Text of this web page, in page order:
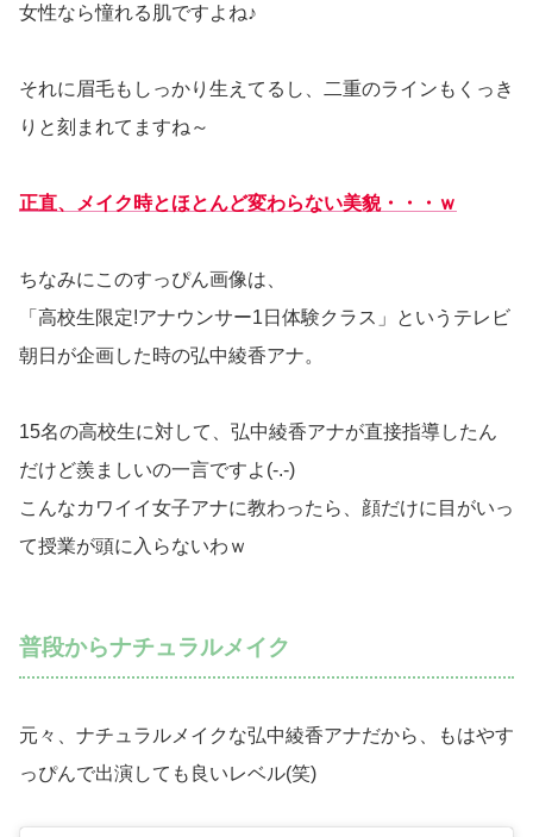
女性なら憧れる肌ですよね♪
それに眉毛もしっかり生えてるし、二重のラインもくっき
りと刻まれてますね～
正直、メイク時とほとんど変わらない美貌・・・ｗ
ちなみにこのすっぴん画像は、
「高校生限定!アナウンサー1日体験クラス」というテレビ
朝日が企画した時の弘中綾香アナ。
15名の高校生に対して、弘中綾香アナが直接指導したん
だけど羨ましいの一言ですよ(-.-)
こんなカワイイ女子アナに教わったら、顔だけに目がいっ
て授業が頭に入らないわｗ
普段からナチュラルメイク
元々、ナチュラルメイクな弘中綾香アナだから、もはやす
っぴんで出演しても良いレベル(笑)